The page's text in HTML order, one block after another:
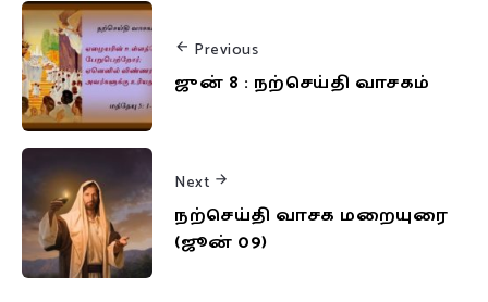
Previous
ஜுன் 8 : நற்செய்தி வாசகம்
Next
நற்செய்தி வாசக மறையுரை
(ஜூன் 09)